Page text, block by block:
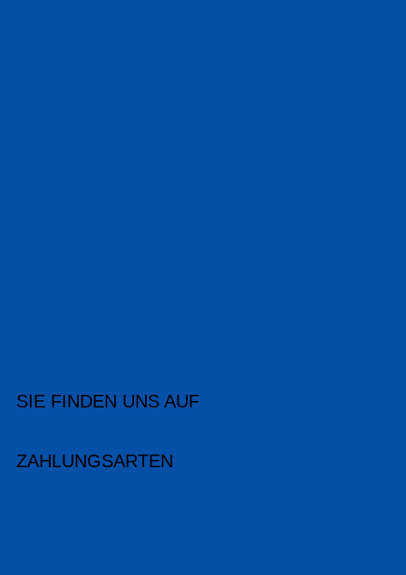
SIE FINDEN UNS AUF
ZAHLUNGSARTEN